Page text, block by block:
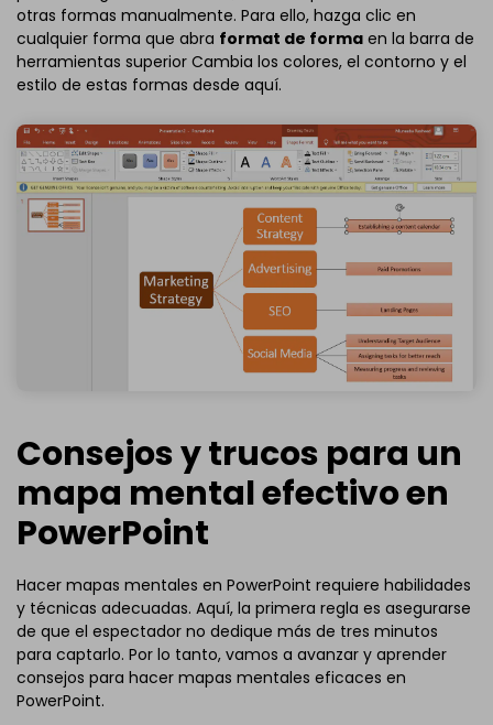
otras formas manualmente. Para ello, hazga clic en
cualquier forma que abra format de forma en la barra de
herramientas superior Cambia los colores, el contorno y el
estilo de estas formas desde aquí.
Consejos y trucos para un
mapa mental efectivo en
PowerPoint
Hacer mapas mentales en PowerPoint requiere habilidades
y técnicas adecuadas. Aquí, la primera regla es asegurarse
de que el espectador no dedique más de tres minutos
para captarlo. Por lo tanto, vamos a avanzar y aprender
consejos para hacer mapas mentales eficaces en
PowerPoint.